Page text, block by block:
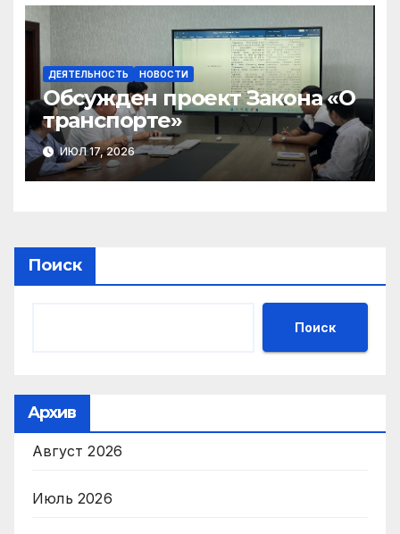
ДЕЯТЕЛЬНОСТЬ НОВОСТИ
Обсужден проект Закона «О
транспорте»
ИЮЛ 17, 2026
Поиск
Поиск
Архив
Август 2026
Июль 2026